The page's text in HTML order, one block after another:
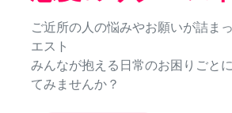
ご近所の人の悩みやお願いが詰ま
エスト
みんなが抱える日常のお困りごと
てみませんか？